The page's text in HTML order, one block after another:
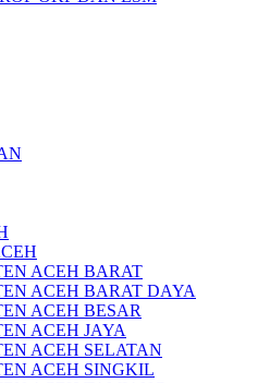
ACEH BARAT
ACEH BARAT DAYA
ACEH BESAR
ACEH JAYA
ACEH SELATAN
ACEH SINGKIL